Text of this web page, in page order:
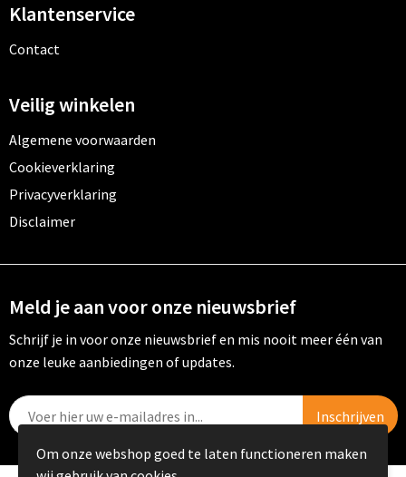
Klantenservice
Contact
Veilig winkelen
Algemene voorwaarden
Cookieverklaring
Privacyverklaring
Disclaimer
Meld je aan voor onze nieuwsbrief
Schrijf je in voor onze nieuwsbrief en mis nooit meer één van
onze leuke aanbiedingen of updates.
Om onze webshop goed te laten functioneren maken